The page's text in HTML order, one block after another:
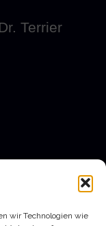
wir Technologien wie
Terrier